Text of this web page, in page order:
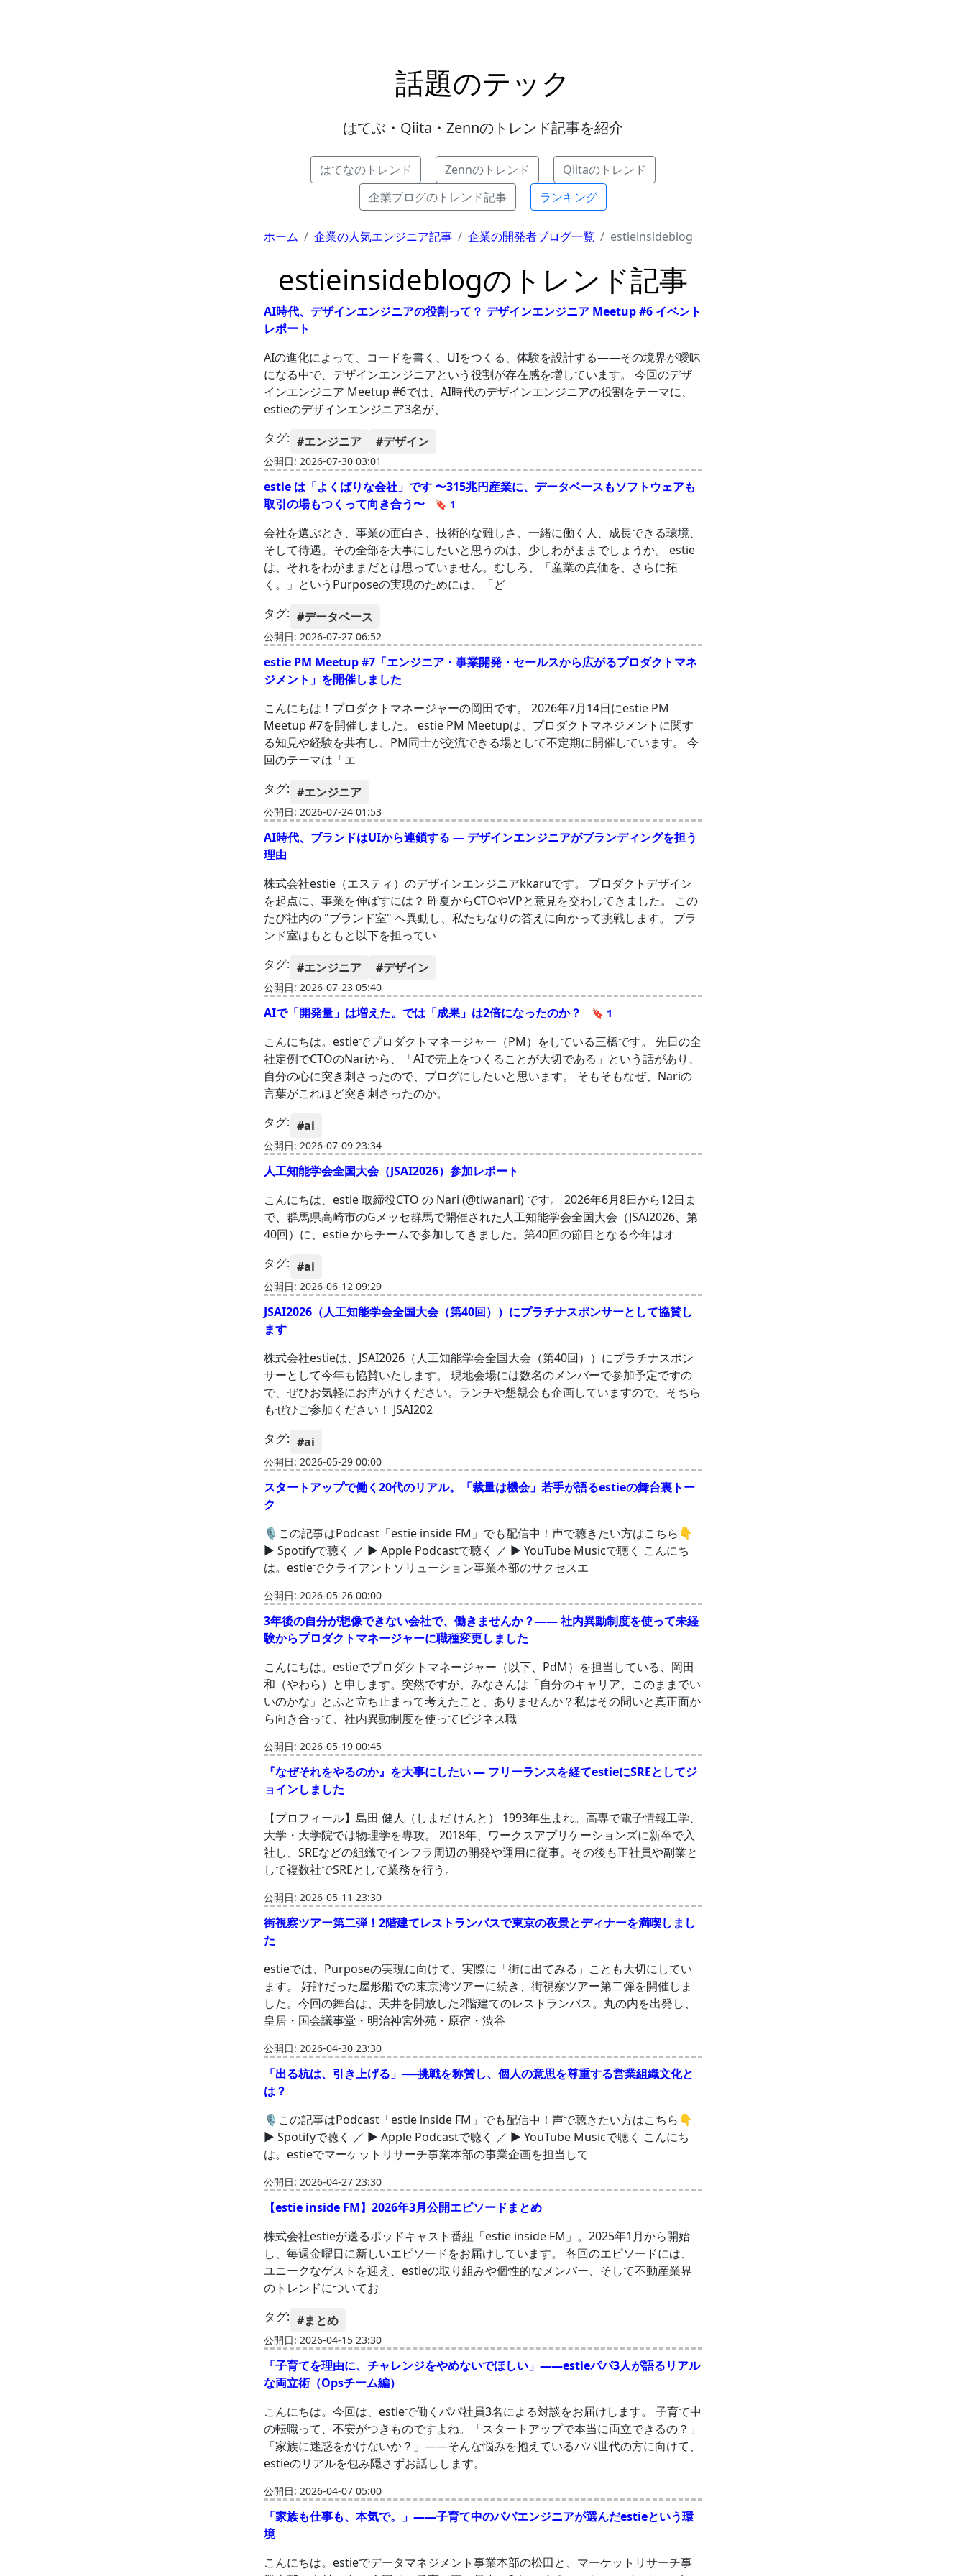
話題のテック
はてぶ・Qiita・Zennのトレンド記事を紹介
はてなのトレンド Zennのトレンド
Qiitaのトレンド
企業ブログのトレンド記事
ランキング
ホーム 企業の人気エンジニア記事 企業の開発者ブログ一覧 estieinsideblog
estieinsideblogのトレンド記事
AI時代、デザインエンジニアの役割って？ デザインエンジニア Meetup #6 イベント
レポート
AIの進化によって、コードを書く、UIをつくる、体験を設計する——その境界が曖昧
になる中で、デザインエンジニアという役割が存在感を増しています。 今回のデザ
インエンジニア Meetup #6では、AI時代のデザインエンジニアの役割をテーマに、
estieのデザインエンジニア3名が、
タグ: #エンジニア #デザイン
公開日: 2026-07-30 03:01
estie は「よくばりな会社」です 〜315兆円産業に、データベースもソフトウェアも
取引の場もつくって向き合う〜
🔖 1
会社を選ぶとき、事業の面白さ、技術的な難しさ、一緒に働く人、成長できる環境、
そして待遇。その全部を大事にしたいと思うのは、少しわがままでしょうか。 estie
は、それをわがままだとは思っていません。むしろ、「産業の真価を、さらに拓
く。」というPurposeの実現のためには、「ど
タグ: #データベース
公開日: 2026-07-27 06:52
estie PM Meetup #7「エンジニア・事業開発・セールスから広がるプロダクトマネ
ジメント」を開催しました
こんにちは！プロダクトマネージャーの岡田です。 2026年7月14日にestie PM
Meetup #7を開催しました。 estie PM Meetupは、プロダクトマネジメントに関す
る知見や経験を共有し、PM同士が交流できる場として不定期に開催しています。 今
回のテーマは「エ
タグ: #エンジニア
公開日: 2026-07-24 01:53
AI時代、ブランドはUIから連鎖する — デザインエンジニアがブランディングを担う
理由
株式会社estie（エスティ）のデザインエンジニアkkaruです。 プロダクトデザイン
を起点に、事業を伸ばすには？ 昨夏からCTOやVPと意見を交わしてきました。 この
たび社内の "ブランド室" へ異動し、私たちなりの答えに向かって挑戦します。 ブラ
ンド室はもともと以下を担ってい
タグ: #エンジニア #デザイン
公開日: 2026-07-23 05:40
AIで「開発量」は増えた。では「成果」は2倍になったのか？ 🔖 1
こんにちは。estieでプロダクトマネージャー（PM）をしている三橋です。 先日の全
社定例でCTOのNariから、「AIで売上をつくることが大切である」という話があり、
自分の心に突き刺さったので、ブログにしたいと思います。 そもそもなぜ、Nariの
言葉がこれほど突き刺さったのか。
タグ: #ai
公開日: 2026-07-09 23:34
人工知能学会全国大会（JSAI2026）参加レポート
こんにちは、estie 取締役CTO の Nari (@tiwanari) です。 2026年6月8日から12日ま
で、群馬県高崎市のGメッセ群馬で開催された人工知能学会全国大会（JSAI2026、第
40回）に、estie からチームで参加してきました。第40回の節目となる今年はオ
タグ: #ai
公開日: 2026-06-12 09:29
JSAI2026（人工知能学会全国大会（第40回））にプラチナスポンサーとして協賛し
ます
株式会社estieは、JSAI2026（人工知能学会全国大会（第40回））にプラチナスポン
サーとして今年も協賛いたします。 現地会場には数名のメンバーで参加予定ですの
で、ぜひお気軽にお声がけください。ランチや懇親会も企画していますので、そちら
もぜひご参加ください！ JSAI202
タグ: #ai
公開日: 2026-05-29 00:00
スタートアップで働く20代のリアル。「裁量は機会」若手が語るestieの舞台裏トー
ク
🎙️この記事はPodcast「estie inside FM」でも配信中！声で聴きたい方はこちら👇
▶ Spotifyで聴く ／ ▶ Apple Podcastで聴く ／ ▶ YouTube Musicで聴く こんにち
は。estieでクライアントソリューション事業本部のサクセスエ
公開日: 2026-05-26 00:00
3年後の自分が想像できない会社で、働きませんか？—— 社内異動制度を使って未経
験からプロダクトマネージャーに職種変更しました
こんにちは。estieでプロダクトマネージャー（以下、PdM）を担当している、岡田
和（やわら）と申します。突然ですが、みなさんは「自分のキャリア、このままでい
いのかな」とふと立ち止まって考えたこと、ありませんか？私はその問いと真正面か
ら向き合って、社内異動制度を使ってビジネス職
公開日: 2026-05-19 00:45
『なぜそれをやるのか』を大事にしたい — フリーランスを経てestieにSREとしてジ
ョインしました
【プロフィール】島田 健人（しまだ けんと） 1993年生まれ。高専で電子情報工学、
大学・大学院では物理学を専攻。 2018年、ワークスアプリケーションズに新卒で入
社し、SREなどの組織でインフラ周辺の開発や運用に従事。その後も正社員や副業と
して複数社でSREとして業務を行う。
公開日: 2026-05-11 23:30
街視察ツアー第二弾！2階建てレストランバスで東京の夜景とディナーを満喫しまし
た
estieでは、Purposeの実現に向けて、実際に「街に出てみる」ことも大切にしてい
ます。 好評だった屋形船での東京湾ツアーに続き、街視察ツアー第二弾を開催しま
した。今回の舞台は、天井を開放した2階建てのレストランバス。丸の内を出発し、
皇居・国会議事堂・明治神宮外苑・原宿・渋谷
公開日: 2026-04-30 23:30
「出る杭は、引き上げる」──挑戦を称賛し、個人の意思を尊重する営業組織文化と
は？
🎙️この記事はPodcast「estie inside FM」でも配信中！声で聴きたい方はこちら👇
▶ Spotifyで聴く ／ ▶ Apple Podcastで聴く ／ ▶ YouTube Musicで聴く こんにち
は。estieでマーケットリサーチ事業本部の事業企画を担当して
公開日: 2026-04-27 23:30
【estie inside FM】2026年3月公開エピソードまとめ
株式会社estieが送るポッドキャスト番組「estie inside FM」。2025年1月から開始
し、毎週金曜日に新しいエピソードをお届けしています。 各回のエピソードには、
ユニークなゲストを迎え、estieの取り組みや個性的なメンバー、そ​​して不動産業界
のトレンドについてお
タグ: #まとめ
公開日: 2026-04-15 23:30
「子育てを理由に、チャレンジをやめないでほしい」——estieパパ3人が語るリアル
な両立術（Opsチーム編）
こんにちは。今回は、estieで働くパパ社員3名による対談をお届けします。 子育て中
の転職って、不安がつきものですよね。「スタートアップで本当に両立できるの？」
「家族に迷惑をかけないか？」——そんな悩みを抱えているパパ世代の方に向けて、
estieのリアルを包み隠さずお話しします。
公開日: 2026-04-07 05:00
「家族も仕事も、本気で。」——子育て中のパパエンジニアが選んだestieという環
境
こんにちは。estieでデータマネジメント事業本部の松田と、マーケットリサーチ事